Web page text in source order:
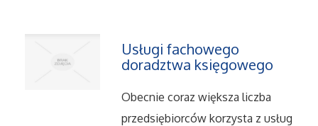
Hobby
Zajęcia Sportowe i Rekreacyjne
Usługi fachowego
doradztwa księgowego
Obecnie coraz większa liczba
przedsiębiorców korzysta z usług